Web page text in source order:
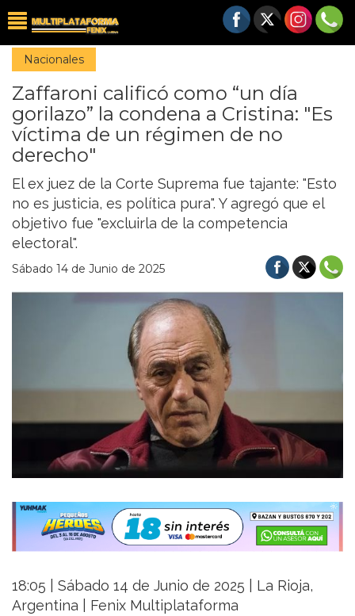
Nacionales
Zaffaroni calificó como “un día
gorilazo” la condena a Cristina: "Es
víctima de un régimen de no
derecho"
El ex juez de la Corte Suprema fue tajante: "Esto
no es justicia, es política pura". Y agregó que el
objetivo fue "excluirla de la competencia
electoral".
Sábado 14 de Junio de 2025
18:05 | Sábado 14 de Junio de 2025 | La Rioja,
Argentina | Fenix Multiplataforma